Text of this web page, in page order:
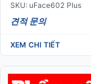
SKU: uFace602 Plus
견적 문의
XEM CHI TIẾT